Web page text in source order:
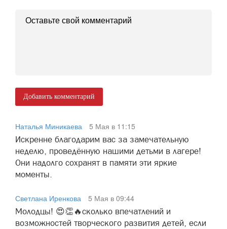
Добавить комментарий
Наталья Миникаева
5 Мая в 11:15
Искренне благодарим вас за замечательную
неделю, проведённую нашими детьми в лагере!
Они надолго сохранят в памяти эти яркие
моменты.
Светлана Иренкова
5 Мая в 09:44
Молодцы! 😍👏🔥сколько впечатлений и
возможностей творческого развития детей, если